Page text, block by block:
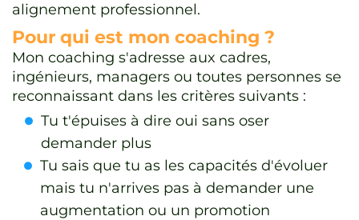
alignement professionnel.
Pour qui est mon coaching ?
Mon coaching s'adresse aux cadres,
ingénieurs, managers ou toutes personnes se
reconnaissant dans les critères suivants :
Tu t'épuises à dire oui sans oser
demander plus
Tu sais que tu as les capacités d'évoluer
mais tu n'arrives pas à demander une
augmentation ou un promotion